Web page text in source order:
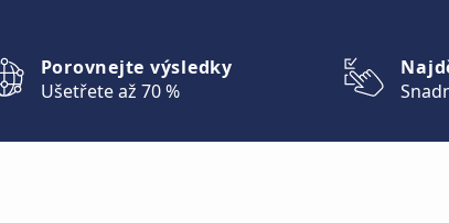
Porovnejte výsledky
Ušetřete až 70 %